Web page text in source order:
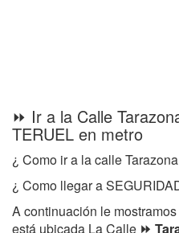
⏩ Ir a la Calle
TERUEL en metro
¿ Como ir a la calle
¿ Como llegar a
A continuación le
está ubicada La Calle ⏩